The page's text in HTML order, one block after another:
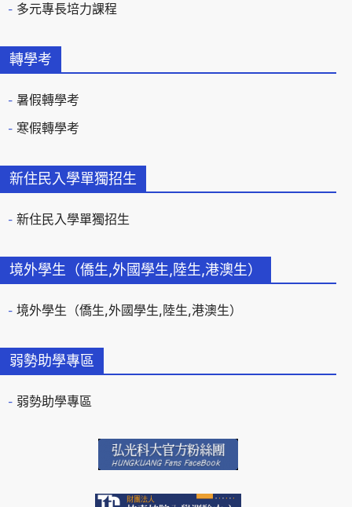
多元專長培力課程
轉學考
暑假轉學考
寒假轉學考
新住民入學單獨招生
新住民入學單獨招生
境外學生（僑生,外國學生,陸生,港澳生）
境外學生（僑生,外國學生,陸生,港澳生）
弱勢助學專區
弱勢助學專區